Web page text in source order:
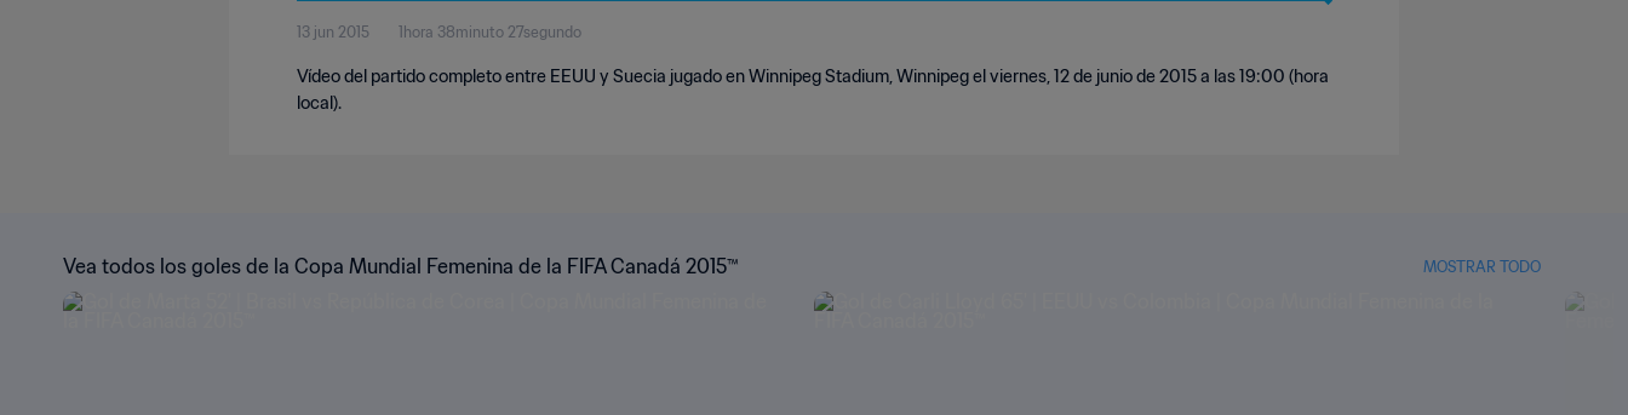
13 jun 2015 1hora 38minuto 27segundo
Vídeo del partido completo entre EEUU y Suecia jugado en Winnipeg Stadium, Winnipeg el viernes, 12 de junio de 2015 a las 19:00 (hora
local).
Vea todos los goles de la Copa Mundial Femenina de la FIFA Canadá 2015™ MOSTRAR TODO